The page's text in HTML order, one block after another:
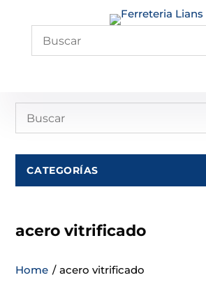
CATEGORÍAS
acero vitrificado
Home / acero vitrificado